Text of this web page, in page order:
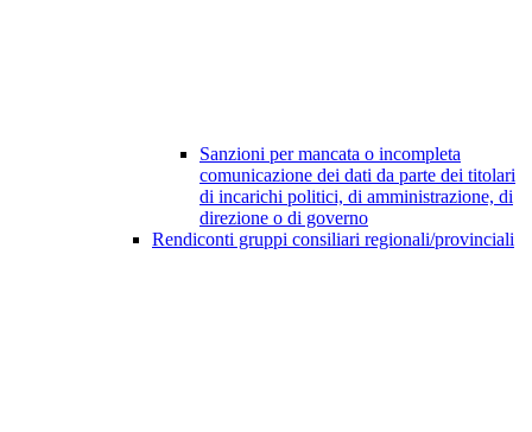
Sanzioni per mancata o incompleta
comunicazione dei dati da parte dei titolari
di incarichi politici, di amministrazione, di
direzione o di governo
Rendiconti gruppi consiliari regionali/provinciali